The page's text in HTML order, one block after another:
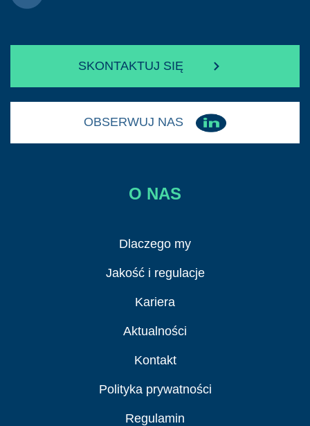
SKONTAKTUJ SIĘ
OBSERWUJ NAS
O NAS
Dlaczego my
Jakość i regulacje
Kariera
Aktualności
Kontakt
Polityka prywatności
Regulamin